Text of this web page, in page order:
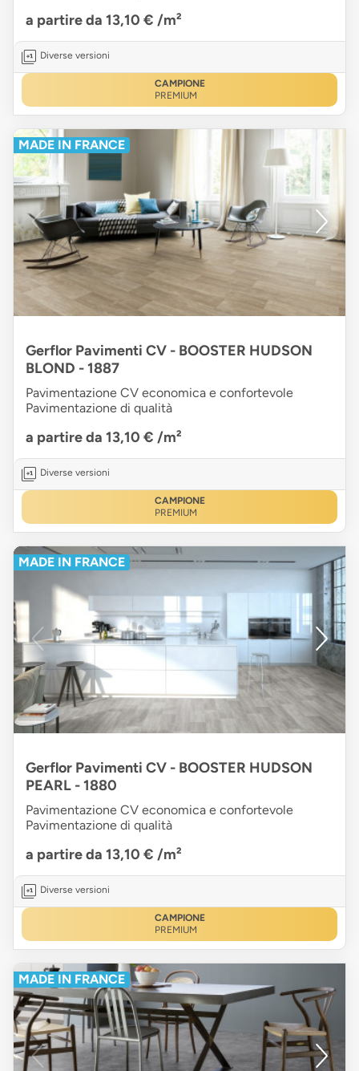
a partire da 13,10 € /m²
Diverse versioni
CAMPIONE
PREMIUM
MADE IN FRANCE
Gerflor Pavimenti CV - BOOSTER HUDSON
BLOND - 1887
Pavimentazione CV economica e confortevole
Pavimentazione di qualità
a partire da 13,10 € /m²
Diverse versioni
CAMPIONE
PREMIUM
MADE IN FRANCE
Gerflor Pavimenti CV - BOOSTER HUDSON
PEARL - 1880
Pavimentazione CV economica e confortevole
Pavimentazione di qualità
a partire da 13,10 € /m²
Diverse versioni
CAMPIONE
PREMIUM
MADE IN FRANCE